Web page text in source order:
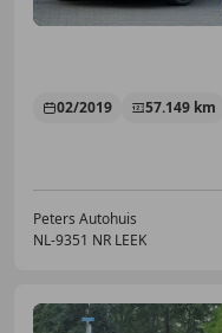
02/2019 57.149 km
Peters Autohuis
NL-9351 NR LEEK